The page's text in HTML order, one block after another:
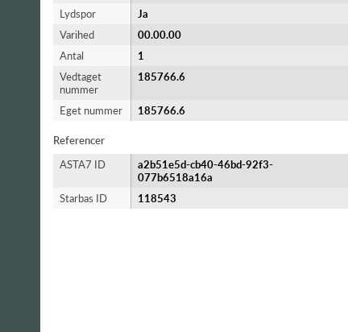
Lydspor
Ja
Varihed
00.00.00
Antal
1
Vedtaget
nummer
185766.6
Eget nummer 185766.6
Referencer
ASTA7 ID
a2b51e5d-cb40-46bd-92f3-
077b6518a16a
Starbas ID
118543